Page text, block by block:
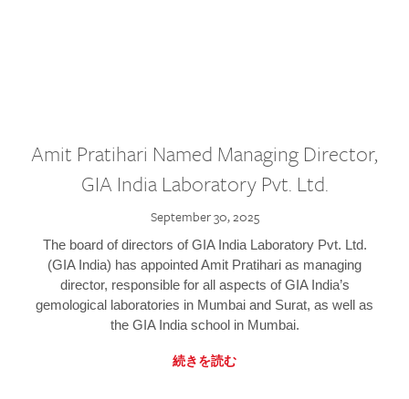
Amit Pratihari Named Managing Director,
GIA India Laboratory Pvt. Ltd.
September 30, 2025
The board of directors of GIA India Laboratory Pvt. Ltd.
(GIA India) has appointed Amit Pratihari as managing
director, responsible for all aspects of GIA India’s
gemological laboratories in Mumbai and Surat, as well as
the GIA India school in Mumbai.
続きを読む